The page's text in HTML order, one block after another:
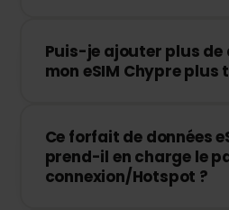
connexion sera
pouvez facilement
Puis-je ajouter plus de
mon eSIM Chypre plus
supplémentaires à tout
réinstaller votre eSIM. Il
d'accéder à votre compte
Ce forfait de données
prend-il en charge le
connexion/Hotspot ?